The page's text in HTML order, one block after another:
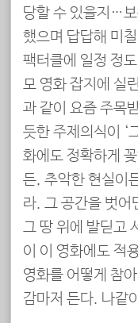
당할 수 있을지…
했으며 답답해 미
팩터클에 일정 정
모 영화 잡지에 실
과 같이 요즘 주목
듯한 주제의식이 ‘
화에도 정확하게
든, 추악한 현실이
라. 그 공간을 벗어
그 땅 위에 발딛고
이 이 영화에도 적
영화를 어떻게 참
감마저 든다. 나같